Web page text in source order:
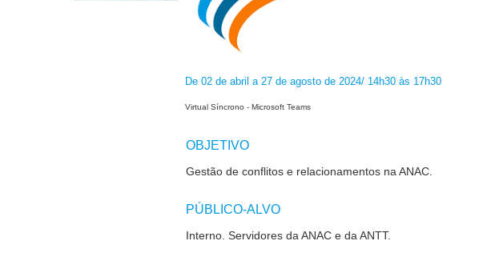
De 02 de abril a 27 de agosto de 2024/ 14h30 às 17h30
Virtual Síncrono - Microsoft Teams
OBJETIVO
Gestão de conflitos e relacionamentos na ANAC.
PÚBLICO-ALVO
Interno. Servidores da ANAC e da ANTT.